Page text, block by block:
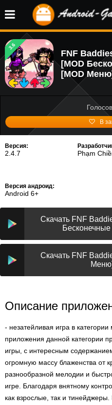
3.6
FNF
[MOD
[MOD
В
Версия:
2.4.7 Phạm
Версия андроид:
Android 6+
Скачать FNF
Скачать FNF
Описание
- незатейливая игра в
приложения данной категории
игры, с интересным
огромную массу блаженства от
разнообразной мелодии и
игре. Благодаря внятному
как взрослые, так и